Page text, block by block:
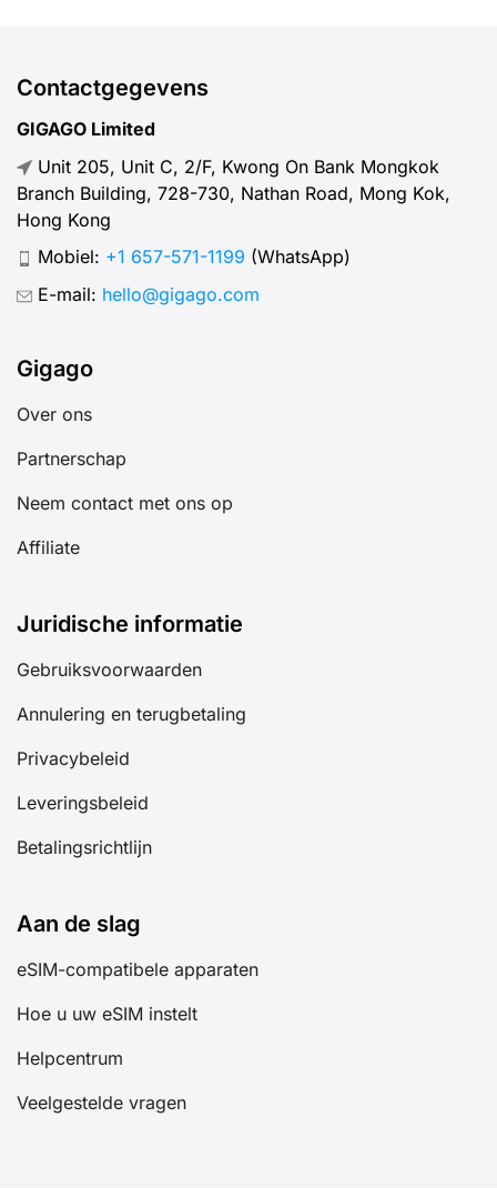
Contactgegevens
GIGAGO Limited
Unit 205, Unit C, 2/F, Kwong On Bank Mongkok
Branch Building, 728-730, Nathan Road, Mong Kok,
Hong Kong
Mobiel: +1 657-571-1199 (WhatsApp)
E-mail: hello@gigago.com
Gigago
Over ons
Partnerschap
Neem contact met ons op
Affiliate
Juridische informatie
Gebruiksvoorwaarden
Annulering en terugbetaling
Privacybeleid
Leveringsbeleid
Betalingsrichtlijn
Aan de slag
eSIM-compatibele apparaten
Hoe u uw eSIM instelt
Helpcentrum
Veelgestelde vragen